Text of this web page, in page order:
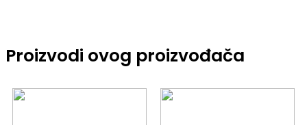
Proizvodi ovog proizvođača